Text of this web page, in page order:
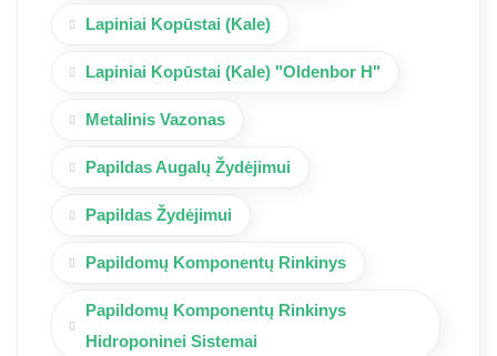
Lapiniai Kopūstai (Kale)
Lapiniai Kopūstai (Kale) "Oldenbor H"
Metalinis Vazonas
Papildas Augalų Žydėjimui
Papildas Žydėjimui
Papildomų Komponentų Rinkinys
Papildomų Komponentų Rinkinys
Hidroponinei Sistemai